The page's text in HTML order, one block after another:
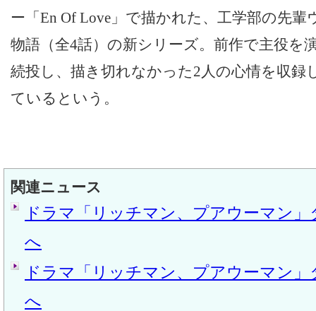
ー「En Of Love」で描かれた、工学部の先
物語（全4話）の新シリーズ。前作で主役を
続投し、描き切れなかった2人の心情を収録
ているという。
関連ニュース
ドラマ「リッチマン、プアウーマン
へ
ドラマ「リッチマン、プアウーマン
へ